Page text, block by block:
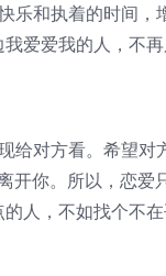
和执着的时间，
爱爱我的人，不再
对方看。希望对
你。所以，恋爱
人，不如找个不在